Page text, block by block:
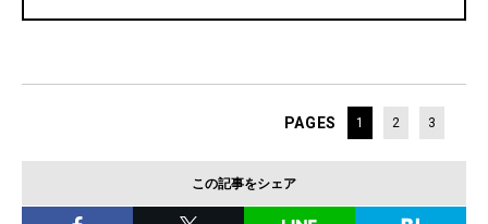
PAGES 1 2 3
この記事をシェア